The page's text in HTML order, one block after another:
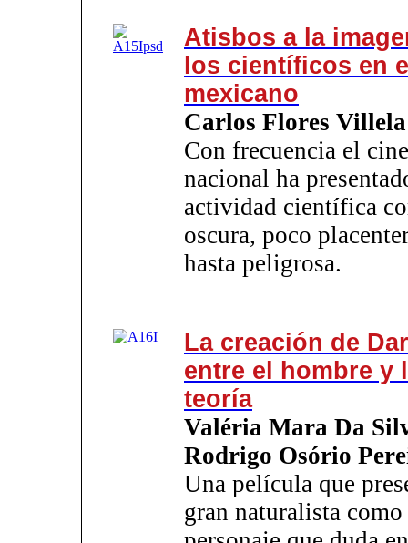
Atisbos a la
los científicos en
mexicano
Carlos Flores Villela
Con frecuencia el cine
nacional ha
actividad científica
oscura, poco
hasta peligrosa.
La creación de
entre el hombre y
teoría
Valéria Mara Da
Rodrigo Osório
Una película que
gran naturalista